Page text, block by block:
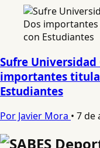
Sufre
importantes
Estudiantes
Por Javier Mora • 7 de